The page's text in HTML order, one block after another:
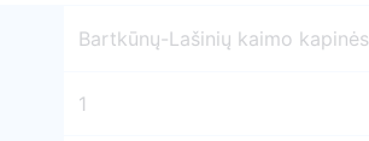
Bartkūnų-Lašinių kaimo kapinės
1